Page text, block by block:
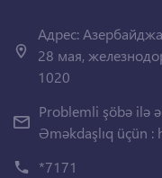
Адрес:
28 мая,
1020
Problemli şöbə ilə
Əməkdaşlıq üçün :
*7171